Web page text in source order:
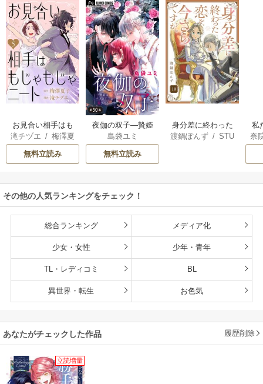
お見合い相手はも
じゃもじゃニート
滝チヅエ /梅澤夏
子（エブリスタ）
無料立読み
夜伽の双子―贄姫
は二人の王子に愛
される―【マイク
ロ】
島袋ユミ
無料立読み
身分差に終わった
恋を、今さらです
渡鍋ぽんず /STU
私
せ
奈
その他の人気ランキングをチェック！
総合ランキング メディア化
少女・女性 少年・青年
TL・レディコミ BL
異世界・転生 お色気
あなたがチェックした作品 履歴削除
立読増量